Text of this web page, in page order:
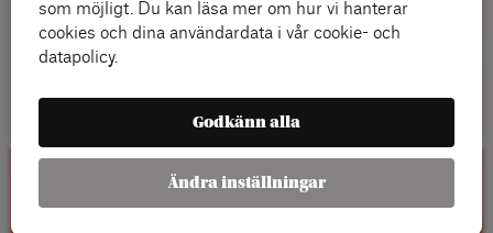
Kalender
som möjligt. Du kan läsa mer om hur vi hanterar
cookies och dina användardata i vår cookie- och
datapolicy.
Godkänn alla
Ändra inställningar